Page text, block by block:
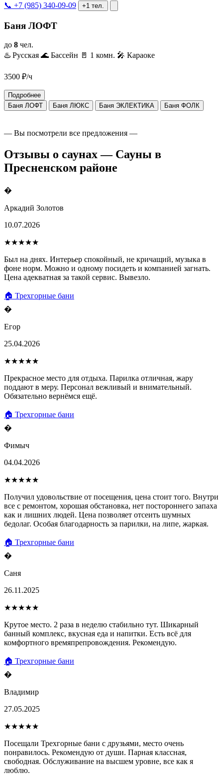
📞 +7 (985) 340-09-09 +1 тел.
Баня ЛОФТ
до 8 чел.
♨️ Русская 🌊 Бассейн 🚪 1 комн. 🎤 Караоке
3500 ₽/ч
Подробнее
Баня ЛОФТ
Баня ЛЮКС Баня ЭКЛЕКТИКА Баня ФОЛК
— Вы посмотрели все предложения —
Отзывы о саунах — Сауны в
Пресненском районе
�
Аркадий Золотов
10.07.2026
★★★★★
Был на днях. Интерьер спокойный, не кричащий, музыка в
фоне норм. Можно и одному посидеть и компанией загнать.
Цена адекватная за такой сервис. Вывезло.
🏠 Трехгорные бани
�
Егор
25.04.2026
★★★★★
Прекрасное место для отдыха. Парилка отличная, жару
поддают в меру. Персонал вежливый и внимательный.
Обязательно вернёмся ещё.
🏠 Трехгорные бани
�
Фимыч
04.04.2026
★★★★★
Получил удовольствие от посещения, цена стоит того. Внутри
все с ремонтом, хорошая обстановка, нет постороннего запаха
как и лишних людей. Цена позволяет отсеить шумных
бедолаг. Особая благодарность за парилки, на липе, жаркая.
🏠 Трехгорные бани
�
Саня
26.11.2025
★★★★★
Крутое место. 2 раза в неделю стабильно тут. Шикарный
банный комплекс, вкусная еда и напитки. Есть всё для
комфортного времяпрепровождения. Рекомендую.
🏠 Трехгорные бани
�
Владимир
27.05.2025
★★★★★
Посещали Трехгорные бани с друзьями, место очень
понравилось. Рекомендую от души. Парная классная,
свободная. Обслуживание на высшем уровне, все как я
люблю.